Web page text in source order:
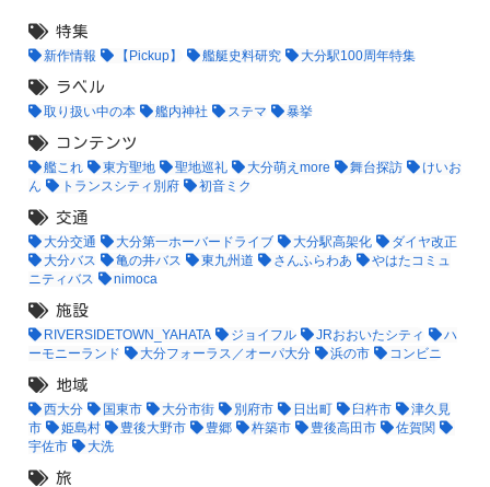
特集
新作情報 【Pickup】 艦艇史料研究 大分駅100周年特集
ラベル
取り扱い中の本 艦内神社 ステマ 暴挙
コンテンツ
艦これ 東方聖地 聖地巡礼 大分萌えmore 舞台探訪
けいお
ん
トランスシティ別府 初音ミク
交通
大分交通 大分第一ホーバードライブ 大分駅高架化
ダイヤ改正
大分バス
亀の井バス 東九州道 さんふらわあ
やはたコミュ
ニティバス
nimoca
施設
RIVERSIDETOWN_YAHATA ジョイフル JRおおいたシティ
ハ
ーモニーランド
大分フォーラス／オーパ大分 浜の市 コンビニ
地域
西大分 国東市 大分市街 別府市 日出町 臼杵市
津久見
市
姫島村 豊後大野市 豊郷 杵築市 豊後高田市
佐賀関
宇佐市
大洗
旅